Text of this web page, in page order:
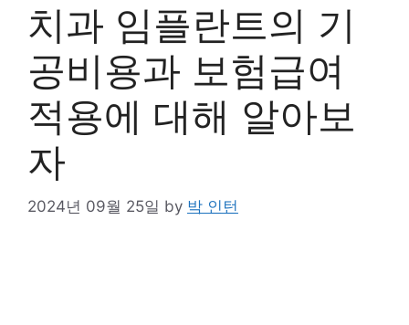
치과 임플란트의 기
공비용과 보험급여
적용에 대해 알아보
자
2024년 09월 25일 by 박 인턴